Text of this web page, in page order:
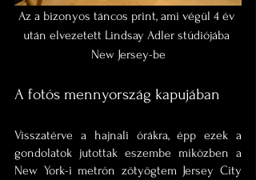
Az a bizonyos táncos print, ami végül 4 év
után elvezetett Lindsay Adler stúdiójába
New Jersey-be
A fotós mennyország kapujában
Visszatérve a hajnali órákra, épp ezek a
gondolatok jutottak eszembe miközben a
New York-i metrón zötyögtem Jersey City